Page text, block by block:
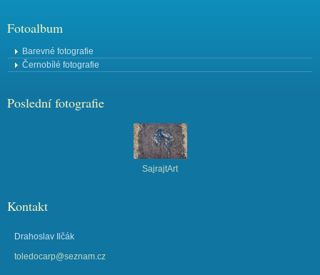
Fotoalbum
Barevné fotografie
Černobílé fotografie
Poslední fotografie
SajrajtArt
Kontakt
Drahoslav Ilčák
toledocarp@seznam.cz